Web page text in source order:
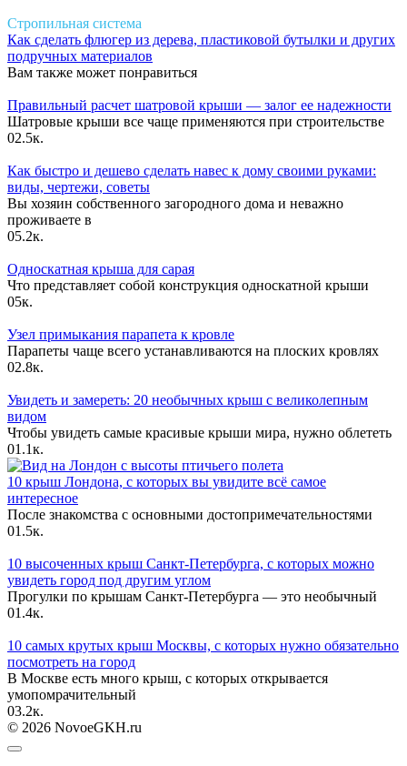
Стропильная система
Как сделать флюгер из дерева, пластиковой бутылки и других
подручных материалов
Вам также может понравиться
Правильный расчет шатровой крыши — залог ее надежности
Шатровые крыши все чаще применяются при строительстве
02.5к.
Как быстро и дешево сделать навес к дому своими руками:
виды, чертежи, советы
Вы хозяин собственного загородного дома и неважно
проживаете в
05.2к.
Односкатная крыша для сарая
Что представляет собой конструкция односкатной крыши
05к.
Узел примыкания парапета к кровле
Парапеты чаще всего устанавливаются на плоских кровлях
02.8к.
Увидеть и замереть: 20 необычных крыш с великолепным
видом
Чтобы увидеть самые красивые крыши мира, нужно облететь
01.1к.
10 крыш Лондона, с которых вы увидите всё самое
интересное
После знакомства с основными достопримечательностями
01.5к.
10 высоченных крыш Санкт-Петербурга, с которых можно
увидеть город под другим углом
Прогулки по крышам Санкт-Петербурга — это необычный
01.4к.
10 самых крутых крыш Москвы, с которых нужно обязательно
посмотреть на город
В Москве есть много крыш, с которых открывается
умопомрачительный
03.2к.
© 2026 NovoeGKH.ru